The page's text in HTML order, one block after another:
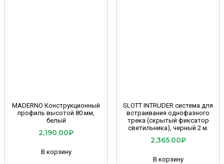
MADERNO Конструкционный
профиль высотой 80 мм,
белый
2,190.00₽
В корзину
SLOTT INTRUDER система для
встраивания однофазного
трека (скрытый фиксатор
светильника), черный 2 м.
2,365.00₽
В корзину